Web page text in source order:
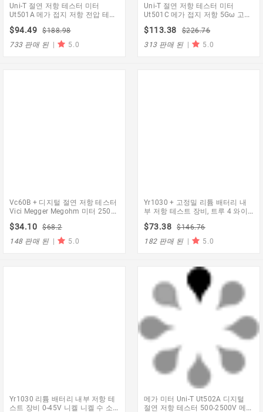
Uni-T 절연 저항 테스터 미터
Ut501A 메가 접지 저항 전압 테스
$94.49
$188.98
733 판매 된 | 5.0
Uni-T 절연 저항 테스터 미터
Ut501C 메가 접지 저항 5Gω 고전
$113.38
$226.76
313 판매 된 | 5.0
Vc60B + 디지털 절연 저항 테스터
Vici Megger Megohm 미터 250V
알람
$34.10
$68.2
148 판매 된 | 5.0
Yr1030 + 고정밀 리튬 배터리 내
부 저항 테스트 장비, 트루 4 와이
$73.38
$146.76
182 판매 된 | 5.0
Yr1030 리튬 배터리 내부 저항 테
스트 장비 0-45V 니켈 니켈 수 소
메가 미터 Uni-T Ut502A 디지털
절연 저항 테스터 500-2500V 메그